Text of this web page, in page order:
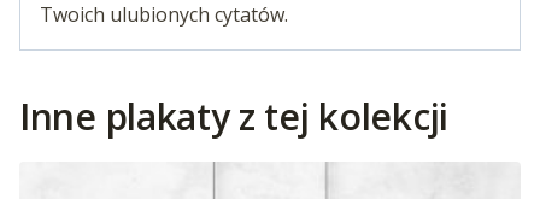
Twoich ulubionych cytatów.
Inne plakaty z tej kolekcji